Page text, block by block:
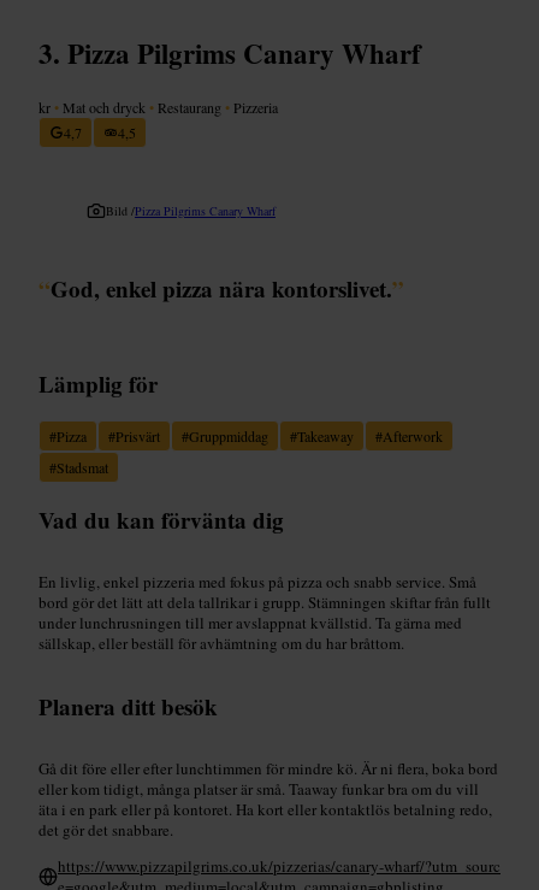
Pizza Pilgrims Canary Wharf
kr • Mat och dryck • Restaurang • Pizzeria
4,7
4,5
Bild /Pizza Pilgrims Canary Wharf
“God, enkel pizza nära kontorslivet.”
Lämplig för
#Pizza #Prisvärt #Gruppmiddag #Takeaway #Afterwork
#Stadsmat
Vad du kan förvänta dig
En livlig, enkel pizzeria med fokus på pizza och snabb service. Små
bord gör det lätt att dela tallrikar i grupp. Stämningen skiftar från fullt
under lunchrusningen till mer avslappnat kvällstid. Ta gärna med
sällskap, eller beställ för avhämtning om du har bråttom.
Planera ditt besök
Gå dit före eller efter lunchtimmen för mindre kö. Är ni flera, boka bord
eller kom tidigt, många platser är små. Taaway funkar bra om du vill
äta i en park eller på kontoret. Ha kort eller kontaktlös betalning redo,
det gör det snabbare.
https://www.pizzapilgrims.co.uk/pizzerias/canary-wharf/?utm_sourc